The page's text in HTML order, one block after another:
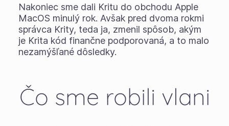
Nakoniec sme dali Kritu do obchodu Apple
MacOS minulý rok. Avšak pred dvoma rokmi
správca Krity, teda ja, zmenil spôsob, akým
je Krita kód finančne podporovaná, a to malo
nezamýšľané dôsledky.
Čo sme robili vlani